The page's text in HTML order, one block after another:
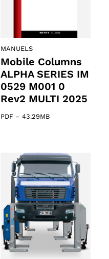
MANUELS
Mobile Columns
ALPHA SERIES IM
0529 M001 0
Rev2 MULTI 2025
PDF – 43.29MB